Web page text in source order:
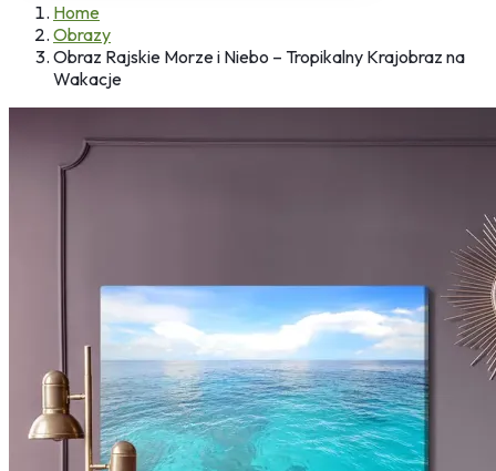
Home
Obrazy
Obraz Rajskie Morze i Niebo – Tropikalny Krajobraz na
Wakacje